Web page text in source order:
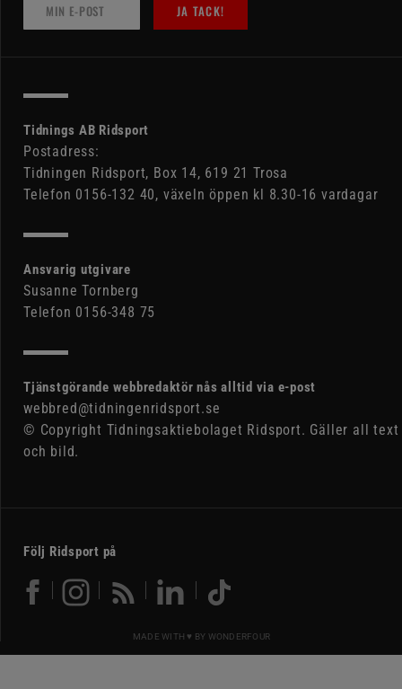
JA TACK!
Tidnings AB Ridsport
Postadress:
Tidningen Ridsport, Box 14, 619 21 Trosa
Telefon 0156-132 40, växeln öppen kl 8.30-16 vardagar
Ansvarig utgivare
Susanne Tornberg
Telefon 0156-348 75
Tjänstgörande webbredaktör nås alltid via e-post
webbred@tidningenridsport.se
© Copyright Tidningsaktiebolaget Ridsport. Gäller all text
och bild.
Följ Ridsport på
MADE WITH ♥ BY WONDERFOUR